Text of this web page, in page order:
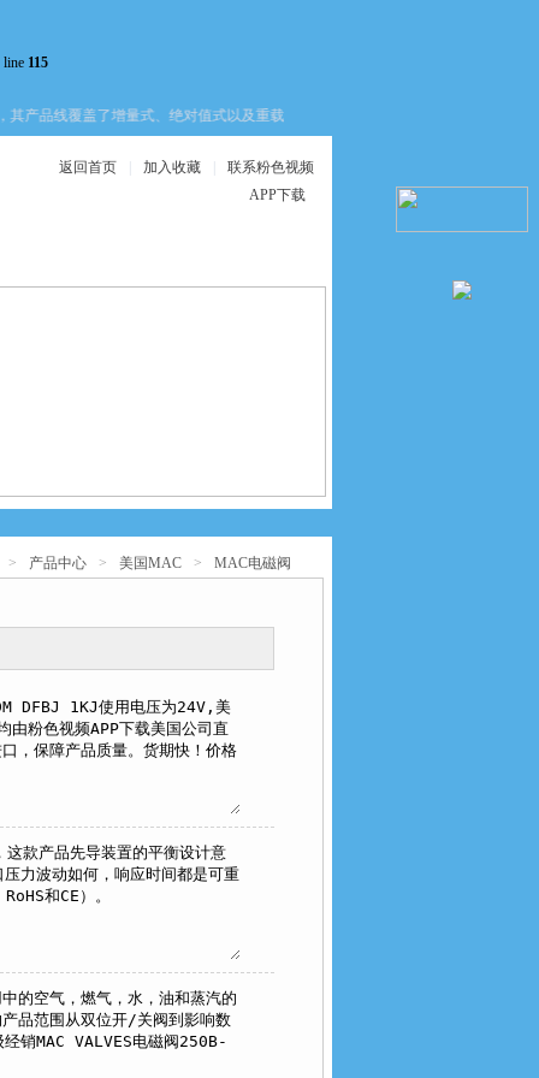
115
线覆盖了增量式、绝对值式以及重载型等多种类型。对于现场工程师而言
返回首页 加入收藏
联系粉色视频
APP下载
下载
> 产品中心 > 美国MAC > MAC电磁阀